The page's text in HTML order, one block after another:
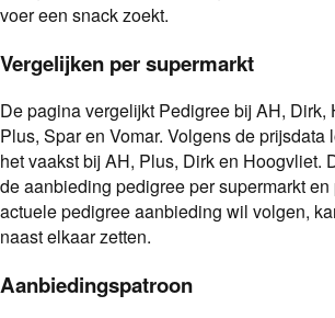
voer een snack zoekt.
Vergelijken per supermarkt
De pagina vergelijkt Pedigree bij AH, Dirk,
Plus, Spar en Vomar. Volgens de
het vaakst bij AH, Plus, Dirk en Hoogvliet.
de aanbieding pedigree per supermarkt
actuele pedigree aanbieding wil volgen,
naast elkaar zetten.
Aanbiedingspatroon